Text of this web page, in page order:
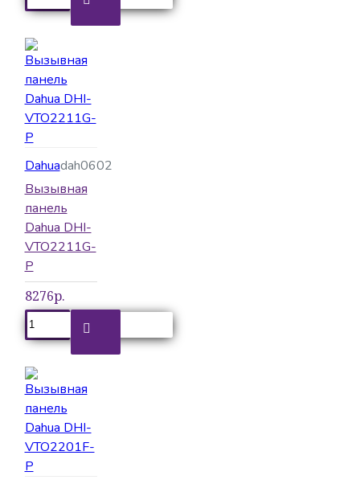
Dahuadah0602
Вызывная
панель
Dahua DHI-
VTO2211G-
P
8276р.